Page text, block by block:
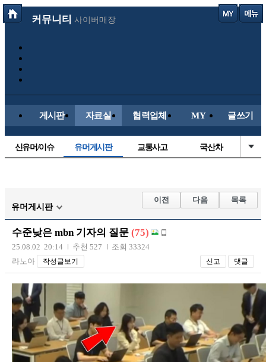
커뮤니티 사이버매장
게시판 자료실 협력업체 MY 글쓰기
신유머/이슈 유머게시판 교통사고 국산차
자유사진 군사/무기
트럭/버스
장착시공사진
유머게시판
이전 다음 목록
수준낮은 mbn 기자의 질문 (75)
25.08.02 20:14 추천 527
조회 33324
라노아
작성글보기 신고 댓글